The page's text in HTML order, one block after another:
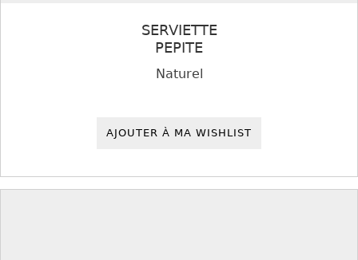
SERVIETTE
PEPITE
Naturel
AJOUTER À MA WISHLIST